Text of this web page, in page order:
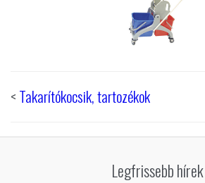
<Takarítókocsik, tartozékok
Legfrissebb hírek